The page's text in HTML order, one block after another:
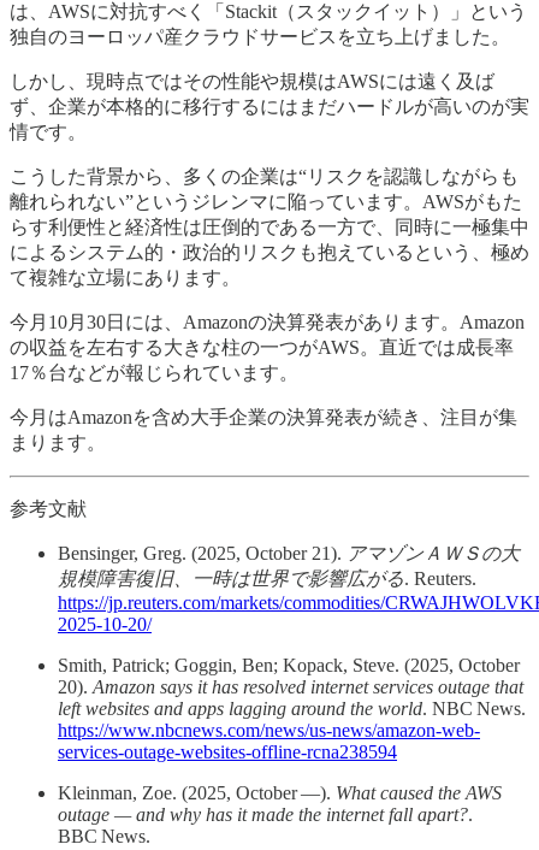
は、AWSに対抗すべく「Stackit（スタックイット）」という
独自のヨーロッパ産クラウドサービスを立ち上げました。
しかし、現時点ではその性能や規模はAWSには遠く及ば
ず、企業が本格的に移行するにはまだハードルが高いのが実
情です。
こうした背景から、多くの企業は“リスクを認識しながらも
離れられない”というジレンマに陥っています。AWSがもた
らす利便性と経済性は圧倒的である一方で、同時に一極集中
によるシステム的・政治的リスクも抱えているという、極め
て複雑な立場にあります。
今月10月30日には、Amazonの決算発表があります。Amazon
の収益を左右する大きな柱の一つがAWS。直近では成長率
17％台などが報じられています。
今月はAmazonを含め大手企業の決算発表が続き、注目が集
まります。
参考文献
Bensinger, Greg. (2025, October 21). アマゾンＡＷＳの大
規模障害復旧、一時は世界で影響広がる. Reuters.
https://jp.reuters.com/markets/commodities/
2025-10-20/
Smith, Patrick; Goggin, Ben; Kopack, Steve. (2025, October
20). Amazon says it has resolved internet services outage that
left websites and apps lagging around the world. NBC News.
https://www.nbcnews.com/news/us-news/amazon-web-
services-outage-websites-offline-rcna238594
Kleinman, Zoe. (2025, October —). What caused the AWS
outage — and why has it made the internet fall apart?.
BBC News.